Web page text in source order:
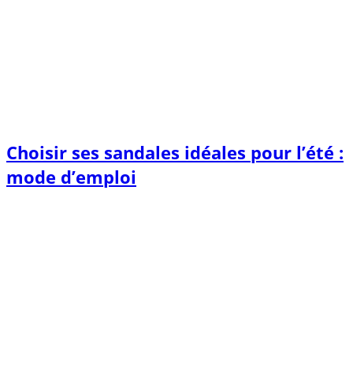
Choisir ses sandales idéales pour l’été :
mode d’emploi